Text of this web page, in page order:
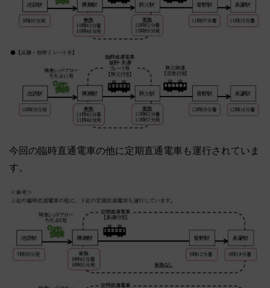
今回の臨時直通電車の他に定期直通電車も運行されていま
す。